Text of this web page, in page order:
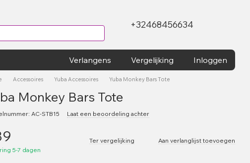
+32468456634
Verlangens Vergelijking Inloggen
Accessoires Yuba Accessoires Yuba Monkey Bars Tote
Monkey Bars Tote
AC-STB15 Laat een beoordeling achter
5-7 dagen
Ter vergelijking Aan verlanglijst toevoegen